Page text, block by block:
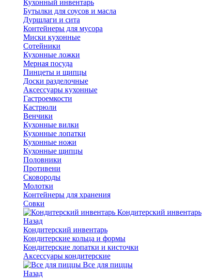
Кухонный инвентарь
Бутылки для соусов и масла
Дуршлаги и сита
Контейнеры для мусора
Миски кухонные
Сотейники
Кухонные ложки
Мерная посуда
Пинцеты и щипцы
Доски разделочные
Аксессуары кухонные
Гастроемкости
Кастрюли
Венчики
Кухонные вилки
Кухонные лопатки
Кухонные ножи
Кухонные щипцы
Половники
Противени
Сковороды
Молотки
Контейнеры для хранения
Совки
Кондитерский инвентарь
Назад
Кондитерский инвентарь
Кондитерские кольца и формы
Кондитерские лопатки и кисточки
Аксессуары кондитерские
Все для пиццы
Назад